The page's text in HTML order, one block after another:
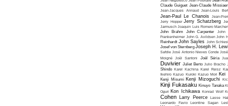
Claude Guiguet Jean-Claude
Jean-Jacques Annaud Jean-Louis
Jean-Paul Le Chanois
Jean-
Jerry Hopper Jerry Schatzberg
Jarmusch Joaquin Luis Romero
John Brahm
John Carpenter
John
Frankenheimer John G. Avildsen John
Reinhardt John Sayles John
Josef von Sternberg Joseph H.
Safdie José Antonio Nieves Conde
Moigné Joël Santoni Joël Séria
Duvivier Juliet Berto Julio Bracho
Shindo Karel Kachina Karel Reisz
Ikehiro Kazuo Kuroki Kazuo Mori Kei
Kenji Misumi Kenji Mizoguchi
Kinji Fukasaku Kinuyo Tanaka
Oguri Kon Ichikawa Konrad Wolf
Cohen Larry Peerce
Lasse
Leonardo Favio
Leontine Sagan